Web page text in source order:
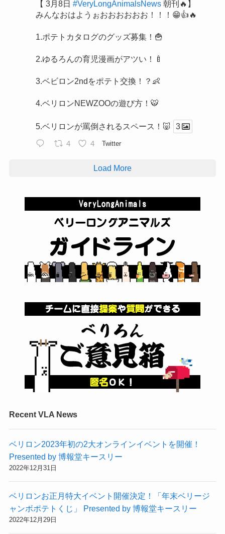
【 3月8日 #VeryLongAnimalsNews朝刊🔥】
みんなおはようぉおおおおおお！！！😁👍🔥
1.ポテトカタログのグッズ募集！🍟
2.ゆるろんの育児漫画がアツい！🍼
3.ベビロン2ndをポテト交換！？👶
4.ベリロンNEWZOOの遊び方！🐯
5.ベリロンが罵倒されるスペース！🐷 3
4 4 Twitter
Load More
Recent VLA News
ベリロン2023年初の2大オンラインイベントを開催！
Presented by 博報堂キースリー
2022年12月31日
ベリロンお正月特大イベント開催決定！「年末ベリージ
ャンボポテトくじ」 Presented by 博報堂キースリー
2022年12月29日